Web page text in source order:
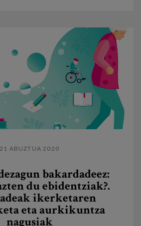
21 ABUZTUA 2020
bakardadeez:
du ebidentziak?.
ikerketaren
eta aurkikuntza
nagusiak